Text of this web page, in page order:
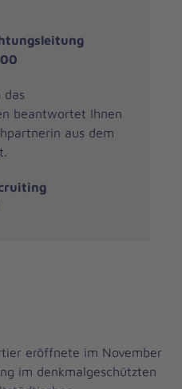
das
beantwortet Ihnen
aus dem
eröffnete im November
im denkmalgeschützten